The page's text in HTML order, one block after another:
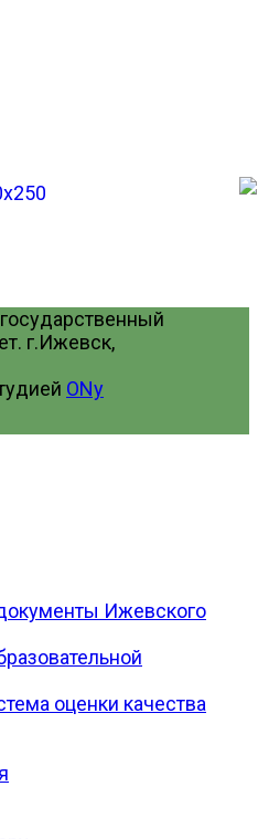
г.Ижевск,
ONy
Ижевского
оценки качества